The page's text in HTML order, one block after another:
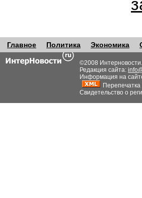
Главное Политика Экономика
©2008
Редакция сайта:
Информация на
Свидетельство о